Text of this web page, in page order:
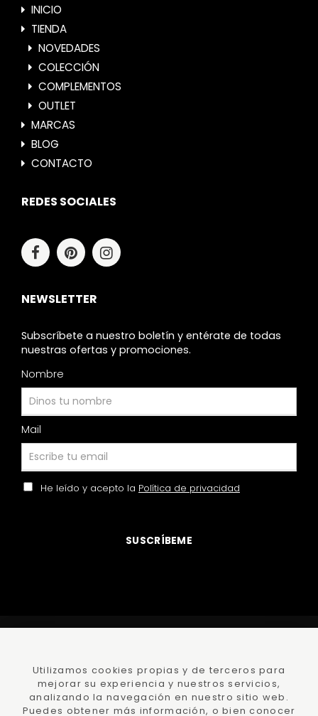
INICIO
TIENDA
NOVEDADES
COLECCIÓN
COMPLEMENTOS
OUTLET
MARCAS
BLOG
CONTACTO
REDES SOCIALES
NEWSLETTER
Subscríbete a nuestro boletín y entérate de todas
nuestras ofertas y promociones.
Nombre
Mail
He leído y acepto la Política de privacidad
SUSCRÍBEME
Polí­ticaPrivacidady Protección datos
Polí­tica de cookies Condiciones Compra
Ayuda -Faqs Declaración de accesibilidad Lumedia
Utilizamos cookies propias y de terceros para
mejorar su experiencia y nuestros servicios,
analizando la navegación en nuestro sitio web.
Puedes obtener más información, o bien conocer